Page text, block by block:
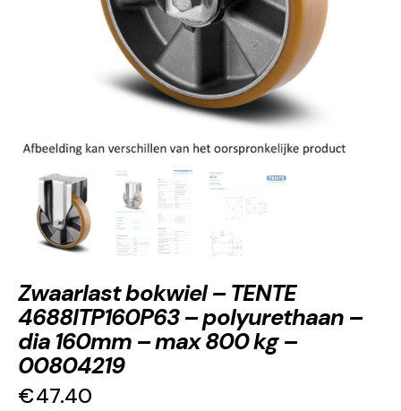
Zwaarlast bokwiel – TENTE
4688ITP160P63 – polyurethaan –
dia 160mm – max 800 kg –
00804219
€47.40